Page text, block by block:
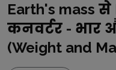
Earth's mass
कनवर्टर - भार
(Weight and